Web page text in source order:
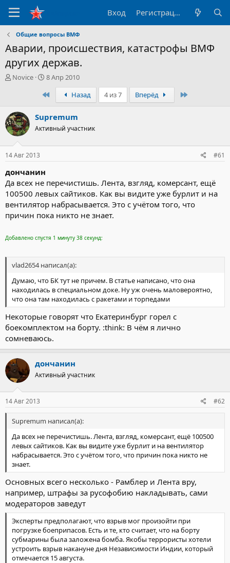
Вход Регистрация
Общие вопросы ВМФ
Аварии, происшествия, катастрофы ВМФ
других держав.
А
р
т
е
м
ы
Novice
Д
т
н
а
ч
8 Апр 2010
ПервыйНазад 4 из 7 Вперёд
Supremum
Активный участник
14 Авг 2013 #61
дончанин
Да всех не перечистишь. Лента, взгляд, комерсант, ещё
100500 левых сайтиков. Как вы видите уже бурлит и на
вентилятор набрасывается. Это с учётом того, что
причин пока никто не знает.
Добавлено спустя 1 минуту 38 секунд:
vlad2654 написал(а):
Думаю, что БК тут не причем. В статье написано, что она
находилась в специальном доке. Ну уж очень маловероятно,
что она там находилась с ракетами и торпедами
Некоторые говорят что Екатеринбург горел с
боекомплектом на борту. :think: В чём я лично
сомневаюсь.
дончанин
Активный участник
14 Авг 2013 #62
Supremum написал(а):
Да всех не перечистишь. Лента, взгляд, комерсант, ещё 100500
левых сайтиков. Как вы видите уже бурлит и на вентилятор
набрасывается. Это с учётом того, что причин пока никто не
знает.
Основных всего несколько - Рамблер и Лента вру,
например, штрафы за русофобию накладывать, сами
модераторов заведут
Эксперты предполагают, что взрыв мог произойти при
погрузке боеприпасов. Есть и те, кто считает, что на борту
субмарины была заложена бомба. Якобы террористы хотели
устроить взрыв накануне дня Независимости Индии, который
отмечается 15 августа.